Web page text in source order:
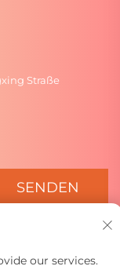
Straße
SENDEN
our services.